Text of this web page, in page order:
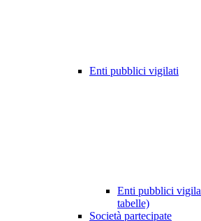
Enti pubblici vigilati
Enti pubblici
tabelle)
Società partecipate